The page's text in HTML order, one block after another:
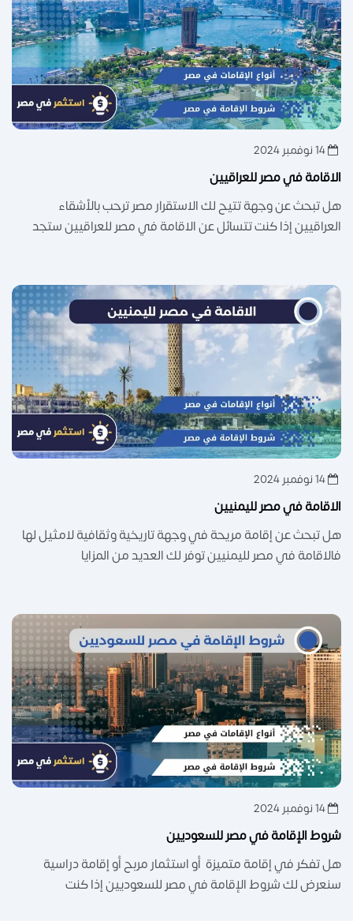
14 نوفمبر 2024
الاقامة في مصر للعراقيين
هل تبحث عن وجهة تتيح لك الاستقرار مصر ترحب بالأشقاء
العراقيين إذا كنت تتسائل عن الاقامة في مصر للعراقيين ستجد
14 نوفمبر 2024
الاقامة في مصر لليمنيين
هل تبحث عن إقامة مريحة في وجهة تاريخية وثقافية لامثيل لها
فالاقامة في مصر لليمنيين توفر لك العديد من المزايا
14 نوفمبر 2024
شروط الإقامة في مصر للسعوديين
هل تفكر في إقامة متميزة أو استثمار مربح أو إقامة دراسية
سنعرض لك شروط الإقامة في مصر للسعوديين إذا كنت